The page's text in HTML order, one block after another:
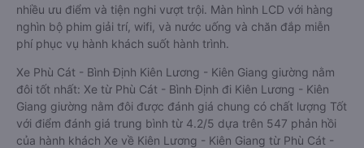
nhiều ưu điểm và tiện nghi vượt trội. Màn hình LCD với hàng
nghìn bộ phim giải trí, wifi, và nước uống và chăn đắp miễn
phí phục vụ hành khách suốt hành trình.
Xe Phù Cát - Bình Định Kiên Lương - Kiên Giang giường nằm
đôi tốt nhất: Xe từ Phù Cát - Bình Định đi Kiên Lương - Kiên
Giang giường nằm đôi được đánh giá chung có chất lượng Tốt
với điểm đánh giá trung bình từ 4.2/5 dựa trên 547 phản hồi
của hành khách Xe về Kiên Lương - Kiên Giang từ Phù Cát -